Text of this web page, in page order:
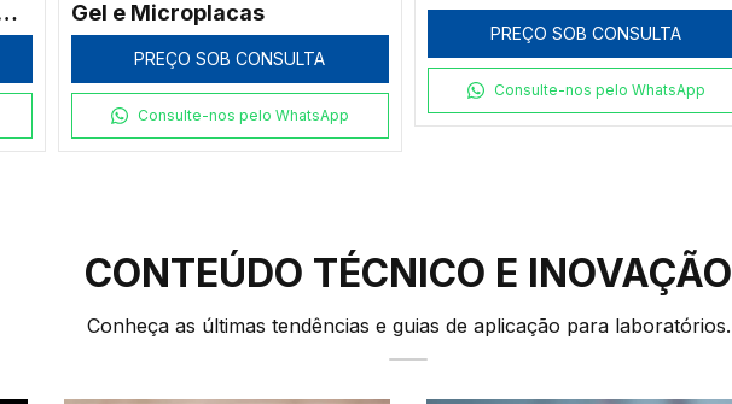
PREÇO SOB CONSULTA
Consulte-nos pelo WhatsApp
PREÇO SOB CONSULTA
Consulte-nos pelo WhatsApp
CONTEÚDO TÉCNICO E INOVAÇÃO
Conheça as últimas tendências e guias de aplicação para laboratórios.